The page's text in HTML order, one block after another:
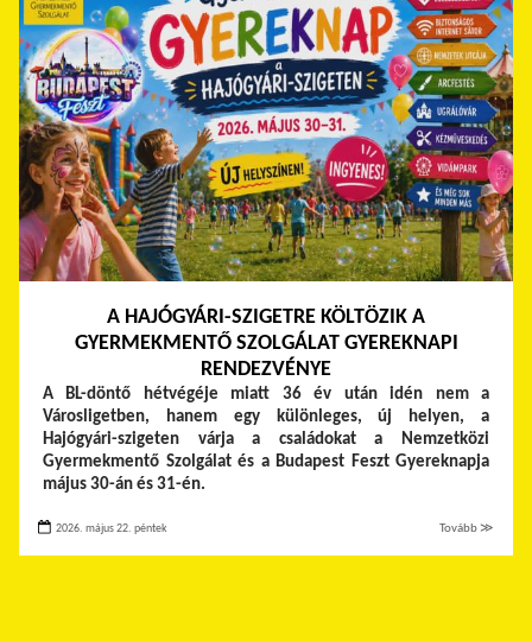
A HAJÓGYÁRI-SZIGETRE KÖLTÖZIK A
GYERMEKMENTŐ SZOLGÁLAT GYEREKNAPI
RENDEZVÉNYE
A BL-döntő hétvégéje miatt 36 év után idén nem a
Városligetben, hanem egy különleges, új helyen, a
Hajógyári-szigeten várja a családokat a Nemzetközi
Gyermekmentő Szolgálat és a Budapest Feszt Gyereknapja
május 30-án és 31-én.
2026. május 22. péntek Tovább ≫